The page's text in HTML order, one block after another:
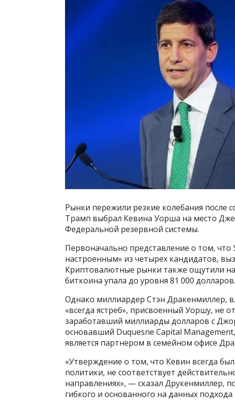
Рынки пережили резкие колебания
Трамп выбрал Кевина Уорша на место
Федеральной резервной системы.
Первоначально представление о том,
настроенным» из четырех кандидатов,
Криптовалютные рынки также ощутили на
биткоина упала до уровня 81 000 долларов.
Однако миллиардер Стэн Дракенмиллер,
«всегда ястреб», присвоенный Уоршу, не
заработавший миллиарды долларов с
основавший Duquesne Capital
является партнером в семейном офисе
«Утверждение о том, что Кевин всегда
политики, не соответствует
направлениях», — сказал Друкенмиллер,
гибкого и основанного на данных